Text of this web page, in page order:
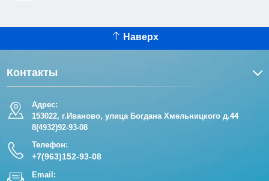
Наверх
Контакты
Адрес:
153022, г.Иваново, улица Богдана Хмельницкого д.44
8(4932)92-93-08
Телефон:
+7(963)152-93-08
Email: